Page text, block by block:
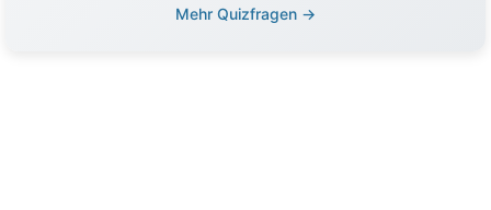
Mehr Quizfragen →